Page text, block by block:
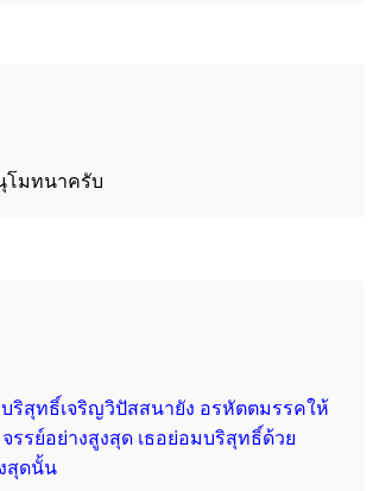
มทนาครับ
ริสุทธิ์เจริญวิปัสสนายัง อรหัตตมรรคให้
รรย์อย่างสูงสุด เธอย่อมบริสุทธิ์ด้วย
สุดนั้น